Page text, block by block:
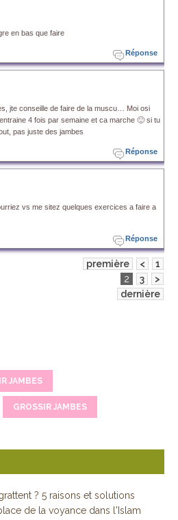
en bas que faire
Réponse
jte conseille de faire de la muscu… Moi osi
4 fois par semaine et ca marche 🙂 si tu
pas juste des jambes
Réponse
vs me sitez quelques exercices a faire a
Réponse
première <
1
2
3
>
dernière
JAMBES
GROSSIR JAMBES
? 5 raisons et solutions
de la voyance dans l'Islam